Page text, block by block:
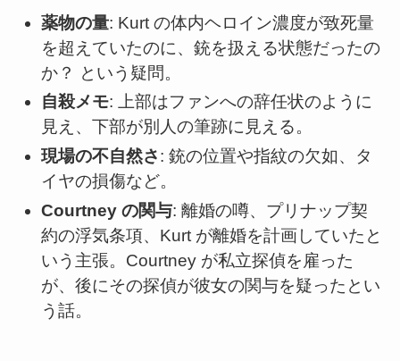
薬物の量: Kurt の体内ヘロイン濃度が致死量
を超えていたのに、銃を扱える状態だったの
か？ という疑問。
自殺メモ: 上部はファンへの辞任状のように
見え、下部が別人の筆跡に見える。
現場の不自然さ: 銃の位置や指紋の欠如、タ
イヤの損傷など。
Courtney の関与: 離婚の噂、プリナップ契
約の浮気条項、Kurt が離婚を計画していたと
いう主張。Courtney が私立探偵を雇った
が、後にその探偵が彼女の関与を疑ったとい
う話。